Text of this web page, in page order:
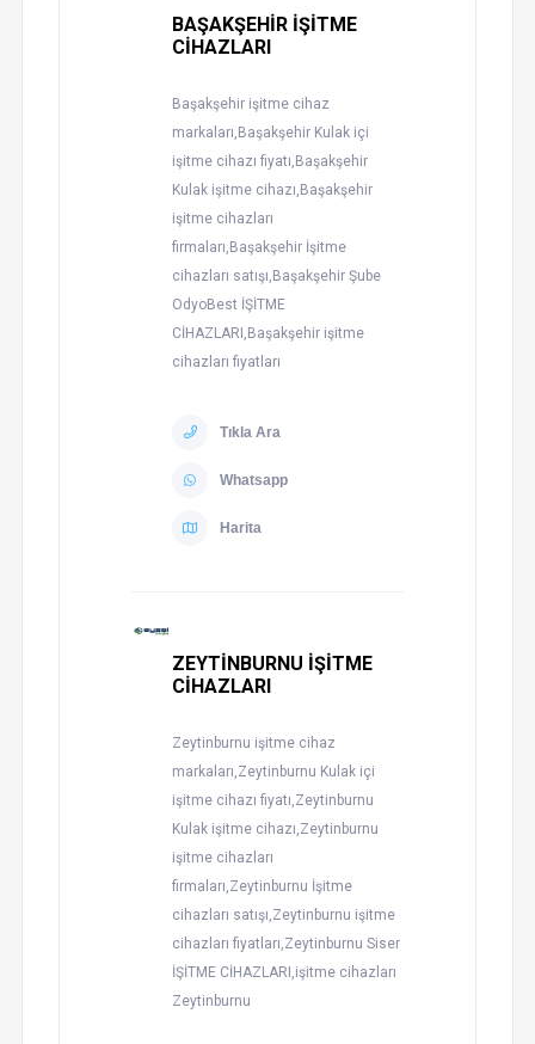
BAŞAKŞEHİR İŞİTME
CİHAZLARI
Başakşehir işitme cihaz
markaları,Başakşehir Kulak içi
işitme cihazı fiyatı,Başakşehir
Kulak işitme cihazı,Başakşehir
işitme cihazları
firmaları,Başakşehir İşitme
cihazları satışı,Başakşehir Şube
OdyoBest İŞİTME
CİHAZLARI,Başakşehir işitme
cihazları fiyatları
Tıkla Ara
Whatsapp
Harita
ZEYTİNBURNU İŞİTME
CİHAZLARI
Zeytinburnu işitme cihaz
markaları,Zeytinburnu Kulak içi
işitme cihazı fiyatı,Zeytinburnu
Kulak işitme cihazı,Zeytinburnu
işitme cihazları
firmaları,Zeytinburnu İşitme
cihazları satışı,Zeytinburnu işitme
cihazları fiyatları,Zeytinburnu Siser
İŞİTME CİHAZLARI,işitme cihazları
Zeytinburnu